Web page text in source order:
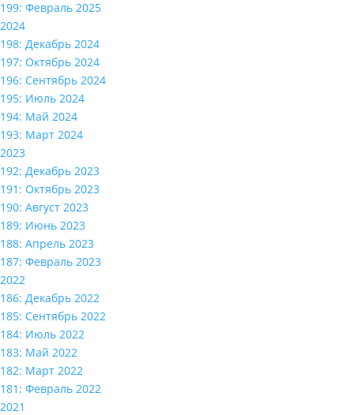
199: Февраль 2025
2024
198: Декабрь 2024
197: Октябрь 2024
196: Сентябрь 2024
195: Июль 2024
194: Май 2024
193: Март 2024
2023
192: Декабрь 2023
191: Октябрь 2023
190: Август 2023
189: Июнь 2023
188: Апрель 2023
187: Февраль 2023
2022
186: Декабрь 2022
185: Сентябрь 2022
184: Июль 2022
183: Май 2022
182: Март 2022
181: Февраль 2022
2021